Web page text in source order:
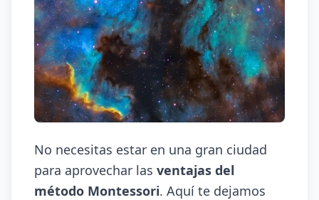
No necesitas estar en una gran ciudad
para aprovechar las ventajas del
método Montessori. Aquí te dejamos